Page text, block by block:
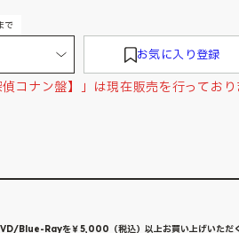
で
お気に入り登録
コナン盤】」は現在販売を行ってお
Blue-Rayを￥5,000（税込）以上お買い上げいただ